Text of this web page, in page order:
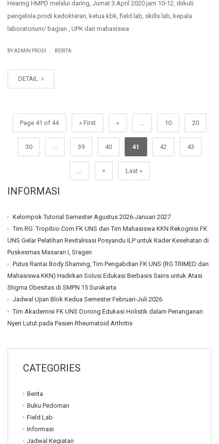
Hearing HMPD melalui daring, Jumat 3 April 2020 jam 10-12, diikuti
pengelola prodi kedokteran, ketua kbk, field lab, skills lab, kepala
laboratorium/ bagian , UPK dan mahasiswa
BY ADMIN PRODI BERITA
DETAIL
Page 41 of 44 « First « ... 10 20
30 ... 39 40 41 42 43
... » Last »
INFORMASI
Kelompok Tutorial Semester Agustus 2026-Januari 2027
Tim RG. Tropibio.Com FK UNS dan Tim Mahasiswa KKN Rekognisi FK
UNS Gelar Pelatihan Revitalisasi Posyandu ILP untuk Kader Kesehatan di
Puskesmas Masaran I, Sragen
Putus Rantai Body Shaming, Tim Pengabdian FK UNS (RG TRIMED dan
Mahasiswa KKN) Hadirkan Solusi Edukasi Berbasis Sains untuk Atasi
Stigma Obesitas di SMPN 15 Surakarta
Jadwal Ujian Blok Kedua Semester Februari-Juli 2026
Tim Akademisi FK UNS Dorong Edukasi Holistik dalam Penanganan
Nyeri Lutut pada Pasien Rheumatoid Arthritis
CATEGORIES
Berita
Buku Pedoman
Field Lab
Informasi
Jadwal Kegiatan